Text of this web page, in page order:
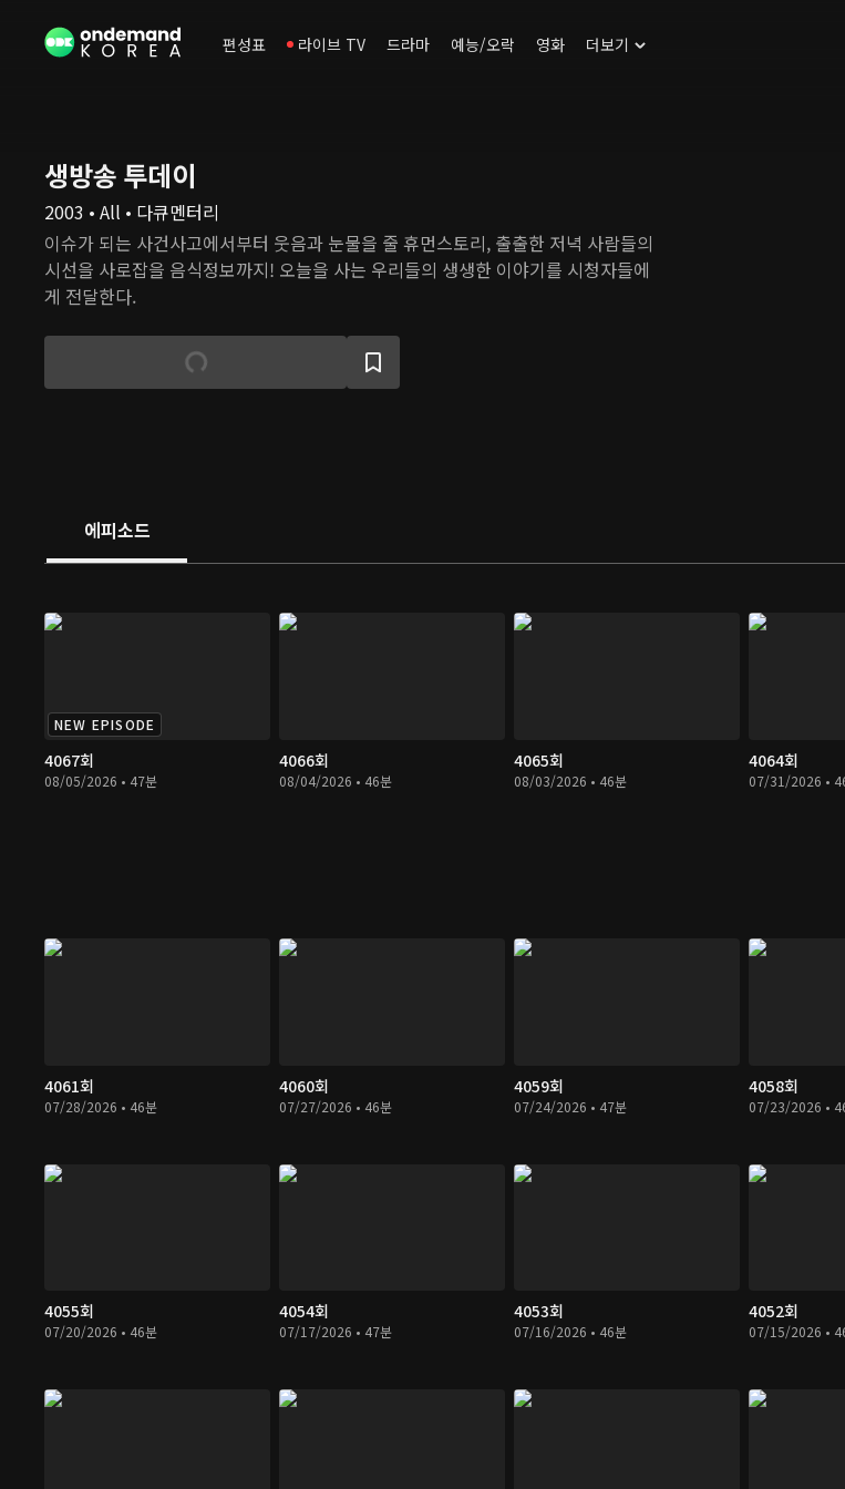
편성표 라이브 TV 드라마 예능/오락 영화 더보기
생방송 투데이
2003 • All • 다큐멘터리
이슈가 되는 사건사고에서부터 웃음과 눈물을 줄 휴먼스토리, 출출한 저녁 사람들의
시선을 사로잡을 음식정보까지! 오늘을 사는 우리들의 생생한 이야기를 시청자들에
게 전달한다.
에피소드
NEW EPISODE
4067회
08/05/2026 • 47분
4066회
08/04/2026 • 46분
4065회
08/03/2026 • 46분
4064회
07/31/2026 •
4061회
07/28/2026 • 46분
4060회
07/27/2026 • 46분
4059회
07/24/2026 • 47분
4058회
07/23/2026 •
4055회
07/20/2026 • 46분
4054회
07/17/2026 • 47분
4053회
07/16/2026 • 46분
4052회
07/15/2026 •